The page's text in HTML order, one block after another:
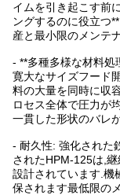
イムを引き起こす前
ングするのに役立つ
産と最小限のメンテ
- **多種多様な材料
寛大なサイズフード
料の大量を同時に収
ロセス全体で圧力が
一貫した形状のバレ
- 耐久性: 強化された
されたHPM-125は,
設計されています.機
保されます最低限の